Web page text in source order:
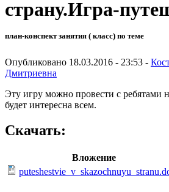
страну.Игра-
план-конспект занятия ( класс) по теме
Опубликовано 18.03.2016 - 23:53 -
Дмитриевна
Эту игру можно провести с ребятами
будет интересна всем.
Скачать:
Вложение